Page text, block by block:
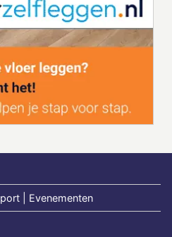
| Evenementen